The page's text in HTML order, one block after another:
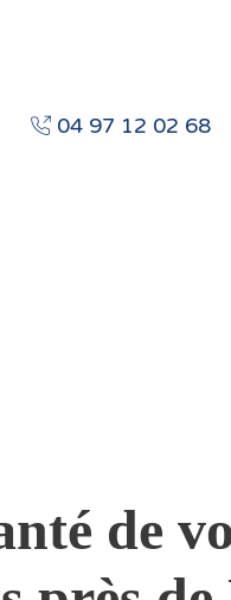
04 97 12 02 68
de